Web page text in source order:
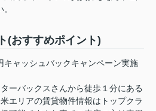
(おすすめポイント)
キャッシュバックキャンペーン実施
ーバックスさんから徒歩１分にある
エリアの賃貸物件情報はトップクラ